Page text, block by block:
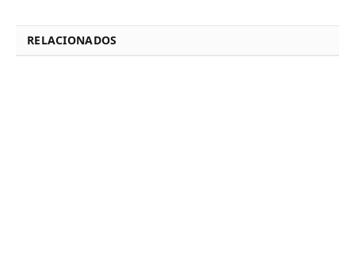
RELACIONADOS